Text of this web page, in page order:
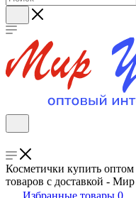
Косметички купить
товаров с доставкой -
Избранные товары 0